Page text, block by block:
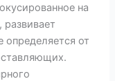
на
определяется от